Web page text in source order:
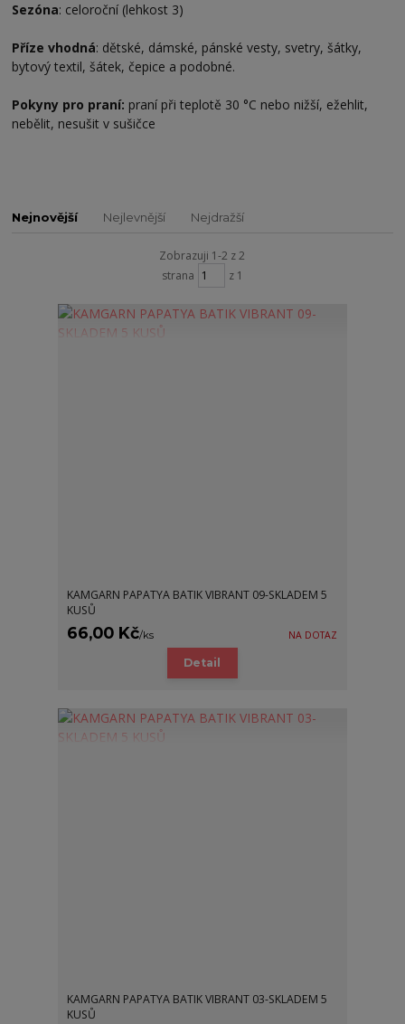
Sezóna: celoroční (lehkost 3)
Příze vhodná: dětské, dámské, pánské vesty, svetry, šátky,
bytový textil, šátek, čepice a podobné.
Pokyny pro praní: praní při teplotě 30 °C nebo nižší, ežehlit,
nebělit, nesušit v sušičce
Nejnovější Nejlevnější Nejdražší
Zobrazuji 1-2 z 2
strana
z 1
KAMGARN PAPATYA BATIK VIBRANT 09-SKLADEM 5
KUSŮ
66,00 Kč/ks NA DOTAZ
Detail
KAMGARN PAPATYA BATIK VIBRANT 03-SKLADEM 5
KUSŮ